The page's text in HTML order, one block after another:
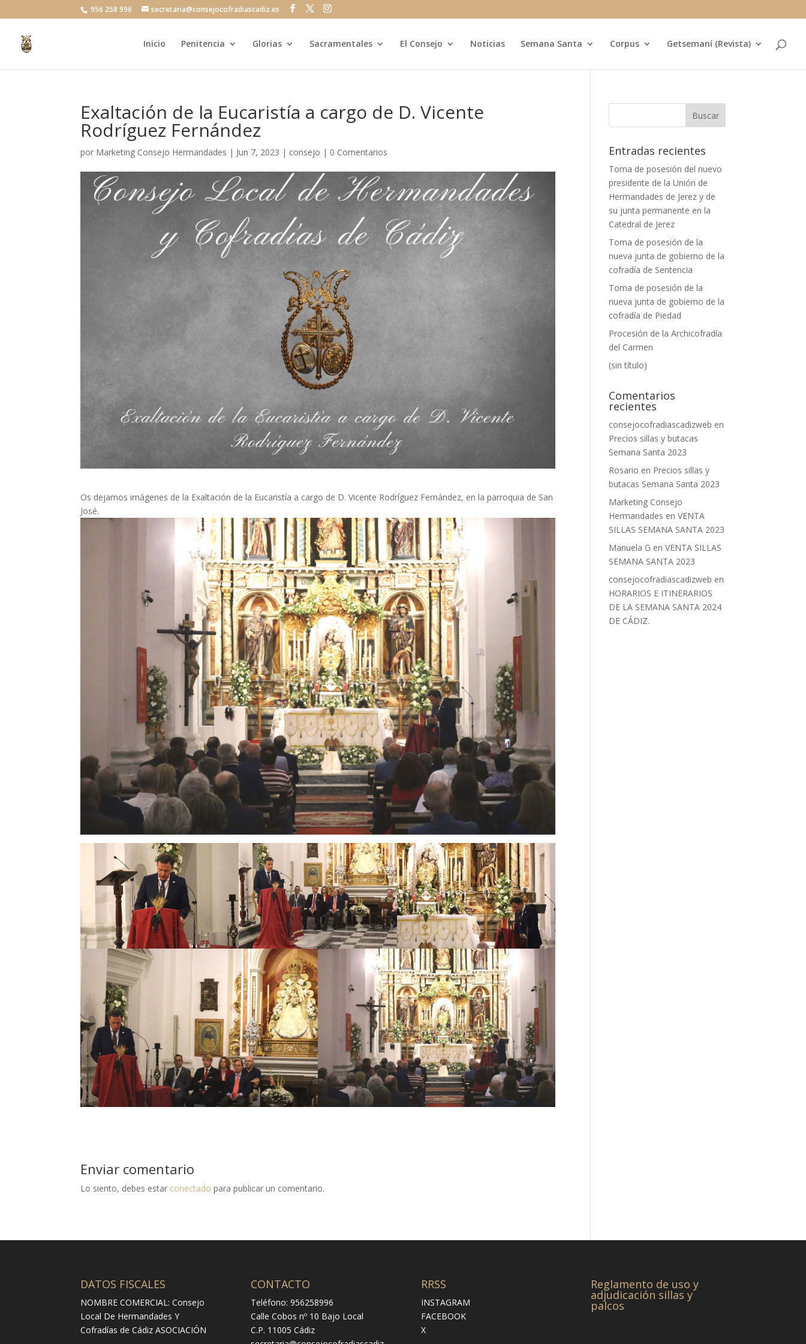
956 258 996 secretaria@consejocofradiascadiz.es
Inicio Penitencia Glorias Sacramentales El Consejo Noticias Semana Santa Corpus Getsemaní (Revista)
Exaltación de la Eucaristía a cargo de D. Vicente
Rodríguez Fernández
por Marketing Consejo Hermandades | Jun 7, 2023 | consejo | 0 Comentarios
Os dejamos imágenes de la Exaltación de la Eucaristía a cargo de D. Vicente Rodríguez Fernández, en la parroquia de San
José.
Enviar comentario
Lo siento, debes estar conectado para publicar un comentario.
Entradas recientes
Toma de posesión del nuevo
presidente de la Unión de
Hermandades de Jerez y de
su junta permanente en la
Catedral de Jerez
Toma de posesión de la
nueva junta de gobierno de la
cofradía de Sentencia
Toma de posesión de la
nueva junta de gobierno de la
cofradía de Piedad
Procesión de la Archicofradía
del Carmen
(sin título)
Comentarios
recientes
consejocofradiascadizweb en
Precios sillas y butacas
Semana Santa 2023
Rosario en Precios sillas y
butacas Semana Santa 2023
Marketing Consejo
Hermandades enVENTA
SILLAS SEMANA SANTA 2023
Manuela G enVENTA SILLAS
SEMANA SANTA 2023
consejocofradiascadizweb en
HORARIOS E ITINERARIOS
DE LA SEMANA SANTA 2024
DE CÁDIZ.
DATOS FISCALES
NOMBRE COMERCIAL: Consejo
Local De Hermandades Y
Cofradías de Cádiz ASOCIACIÓN
CONTACTO
Teléfono: 956258996
Calle Cobos nº 10 Bajo Local
C.P. 11005 Cádiz
RRSS
INSTAGRAM
FACEBOOK
X
Reglamento de uso y
adjudicación sillas y
palcos